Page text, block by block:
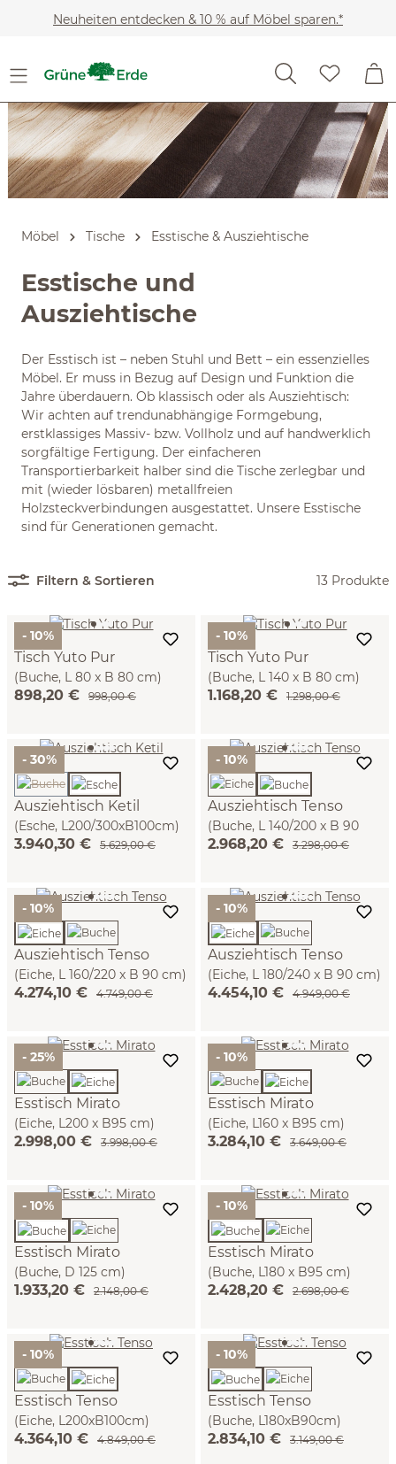
Zum Hauptinhalt springen
Neuheiten entdecken & 10 % auf Möbel sparen.*
Möbel Tische Esstische & Ausziehtische
Esstische und
Ausziehtische
Der Esstisch ist – neben Stuhl und Bett – ein essenzielles
Möbel. Er muss in Bezug auf Design und Funktion die
Jahre überdauern. Ob klassisch oder als Ausziehtisch:
Wir achten auf trendunabhängige Formgebung,
erstklassiges Massiv- bzw. Vollholz und auf handwerklich
sorgfältige Fertigung. Der einfacheren
Transportierbarkeit halber sind die Tische zerlegbar und
mit (wieder lösbaren) metallfreien
Holzsteckverbindungen ausgestattet. Unsere Esstische
sind für Generationen gemacht.
Filtern & Sortieren 13 Produkte
- 10%
Tisch Yuto Pur
(Buche, L 80 x B 80 cm)
898,20 € 998,00 €
- 10%
Tisch Yuto Pur
(Buche, L 140 x B 80 cm)
1.168,20 € 1.298,00 €
- 30%
Ausziehtisch Ketil
(Esche, L200/300xB100cm)
(Diese Option ist zurzeit nicht verfügbar.)
3.940,30 € 5.629,00 €
- 10%
Ausziehtisch Tenso
(Buche, L 140/200 x B 90
cm)
2.968,20 € 3.298,00 €
- 10%
Ausziehtisch Tenso
(Eiche, L 160/220 x B 90 cm)
4.274,10 € 4.749,00 €
- 10%
Ausziehtisch Tenso
(Eiche, L 180/240 x B 90 cm)
4.454,10 € 4.949,00 €
- 25%
Esstisch Mirato
(Eiche, L200 x B95 cm)
2.998,00 € 3.998,00 €
- 10%
Esstisch Mirato
(Eiche, L160 x B95 cm)
3.284,10 € 3.649,00 €
- 10%
Esstisch Mirato
(Buche, D 125 cm)
1.933,20 € 2.148,00 €
- 10%
Esstisch Mirato
(Buche, L180 x B95 cm)
2.428,20 € 2.698,00 €
- 10%
Esstisch Tenso
(Eiche, L200xB100cm)
4.364,10 € 4.849,00 €
- 10%
Esstisch Tenso
(Buche, L180xB90cm)
2.834,10 € 3.149,00 €